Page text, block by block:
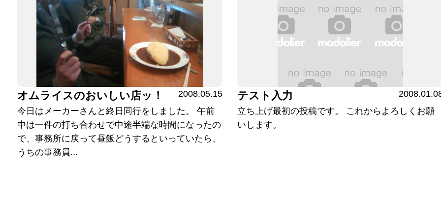
オムライスのおいしい店ッ！
2008.05.15
今日はメーカーさんと終日同行をしました。 午前
中は一件の打ち合わせで中途半端な時間になったの
で、事務所に戻って昼飯どうするといっていたら、
うちの事務員...
テスト入力
立ち上げ最初の投稿です。 これからよろしくお願
いします。